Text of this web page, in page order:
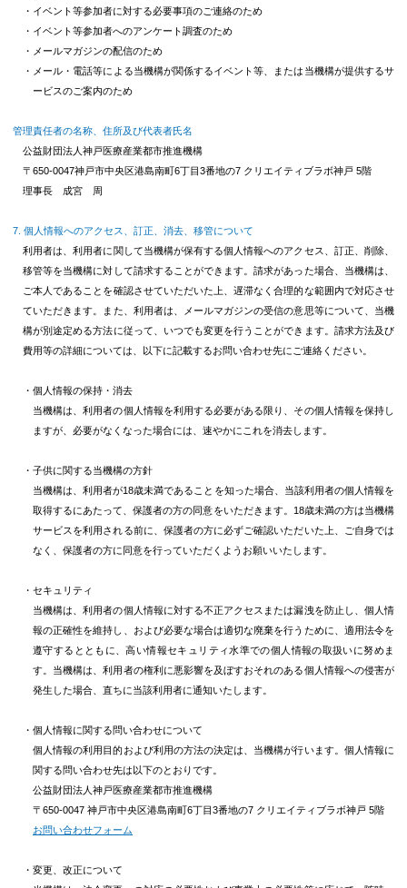
・イベント等参加者に対する必要事項のご連絡のため
・イベント等参加者へのアンケート調査のため
・メールマガジンの配信のため
・メール・電話等による当機構が関係するイベント等、または当機構が提供するサ
ービスのご案内のため
管理責任者の名称、住所及び代表者氏名
公益財団法人神戸医療産業都市推進機構
〒650-0047神戸市中央区港島南町6丁目3番地の7 クリエイティブラボ神戸 5階
理事長 成宮 周
個人情報へのアクセス、訂正、消去、移管について
利用者は、利用者に関して当機構が保有する個人情報へのアクセス、訂正、削除、
移管等を当機構に対して請求することができます。請求があった場合、当機構は、
ご本人であることを確認させていただいた上、遅滞なく合理的な範囲内で対応させ
ていただきます。また、利用者は、メールマガジンの受信の意思等について、当機
構が別途定める方法に従って、いつでも変更を行うことができます。請求方法及び
費用等の詳細については、以下に記載するお問い合わせ先にご連絡ください。
・個人情報の保持・消去
当機構は、利用者の個人情報を利用する必要がある限り、その個人情報を保持し
ますが、必要がなくなった場合には、速やかにこれを消去します。
・子供に関する当機構の方針
当機構は、利用者が18歳未満であることを知った場合、当該利用者の個人情報を
取得するにあたって、保護者の方の同意をいただきます。18歳未満の方は当機構
サービスを利用される前に、保護者の方に必ずご確認いただいた上、ご自身では
なく、保護者の方に同意を行っていただくようお願いいたします。
・セキュリティ
当機構は、利用者の個人情報に対する不正アクセスまたは漏洩を防止し、個人情
報の正確性を維持し、および必要な場合は適切な廃棄を行うために、適用法令を
遵守するとともに、高い情報セキュリティ水準での個人情報の取扱いに努めま
す。当機構は、利用者の権利に悪影響を及ぼすおそれのある個人情報への侵害が
発生した場合、直ちに当該利用者に通知いたします。
・個人情報に関する問い合わせについて
個人情報の利用目的および利用の方法の決定は、当機構が行います。個人情報に
関する問い合わせ先は以下のとおりです。
公益財団法人神戸医療産業都市推進機構
〒650-0047 神戸市中央区港島南町6丁目3番地の7 クリエイティブラボ神戸 5階
お問い合わせフォーム
・変更、改正について